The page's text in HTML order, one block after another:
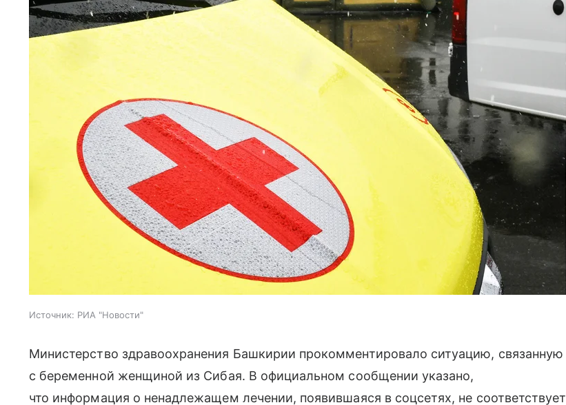
Источник: РИА "Новости"
Министерство здравоохранения Башкирии прокомментировало ситуацию, связанную
с беременной женщиной из Сибая. В официальном сообщении указано,
что информация о ненадлежащем лечении, появившаяся в соцсетях, не соответствует